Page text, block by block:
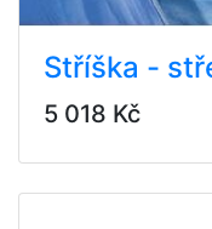
Stříška -
5 018 Kč